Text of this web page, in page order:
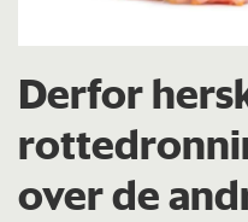
Derfor
over de